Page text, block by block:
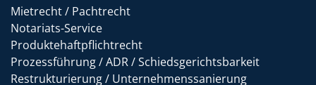
Mietrecht / Pachtrecht
Notariats-Service
Produktehaftpflichtrecht
Prozessführung / ADR / Schiedsgerichtsbarkeit
Restrukturierung / Unternehmenssanierung